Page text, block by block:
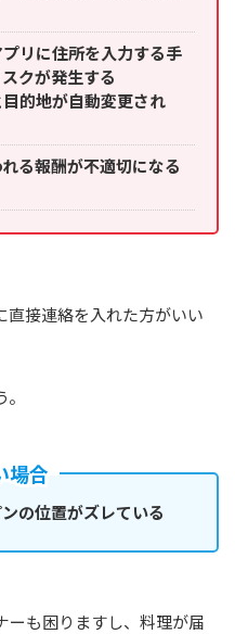
リに住所を入力する手
クが発生する
目的地が自動変更され
る報酬が不適切になる
直接連絡を入れた方がいい
場合
の位置がズレている
ーも困りますし、料理が届